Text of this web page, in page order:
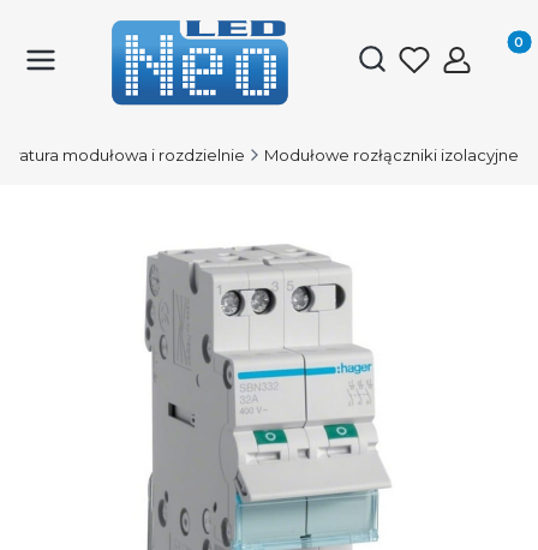
Otwórz
modułowa i rozdzielnie Modułowe rozłączniki izolacyjne